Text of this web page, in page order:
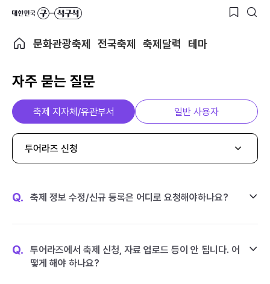
문화관광축제 전국축제 축제달력 테마
자주 묻는 질문
축제 지자체/유관부서 일반 사용자
투어라즈 신청
Q. 축제 정보 수정/신규 등록은 어디로 요청해야하나요?
Q.
투어라즈에서 축제 신청, 자료 업로드 등이 안 됩니다. 어
떻게 해야 하나요?